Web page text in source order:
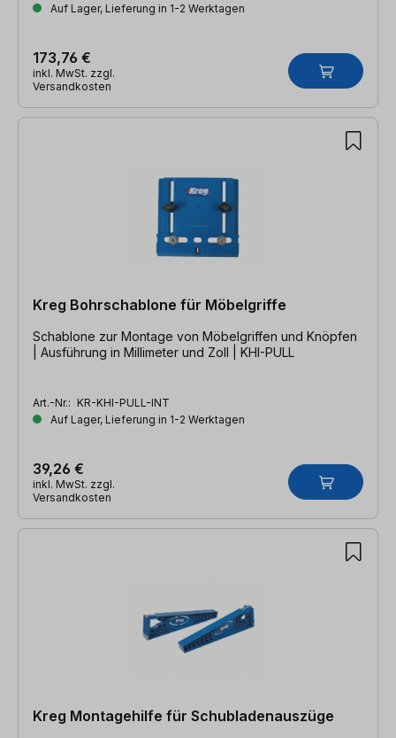
Auf Lager, Lieferung in 1-2 Werktagen
173,76 €
inkl. MwSt. zzgl.
Versandkosten
Kreg Bohrschablone für Möbelgriffe
Schablone zur Montage von Möbelgriffen und Knöpfen
| Ausführung in Millimeter und Zoll | KHI-PULL
Art.-Nr.: KR-KHI-PULL-INT
Auf Lager, Lieferung in 1-2 Werktagen
39,26 €
inkl. MwSt. zzgl.
Versandkosten
Kreg Montagehilfe für Schubladenauszüge